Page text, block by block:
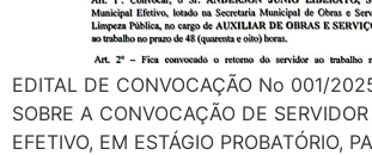
EDITAL DE CONVOCAÇÃO No 001/
SOBRE A CONVOCAÇÃO DE
EFETIVO, EM ESTÁGIO PROBATÓRIO,